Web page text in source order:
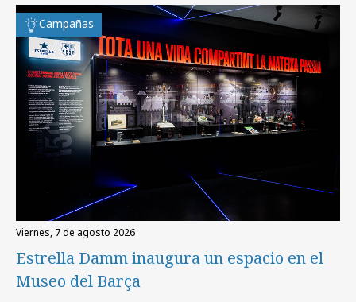
Campañas
viernes, 7 de agosto 2026
Estrella Damm inaugura un espacio en el
Museo del Barça